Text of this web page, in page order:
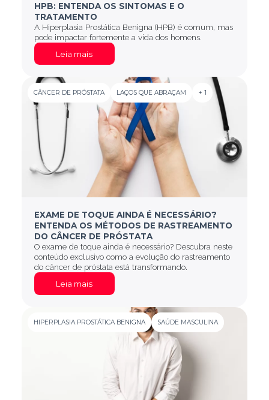
HPB: ENTENDA OS SINTOMAS E O
TRATAMENTO
A Hiperplasia Prostática Benigna (HPB) é comum, mas
pode impactar fortemente a vida dos homens.
Leia mais
CÂNCER DE PRÓSTATA LAÇOS QUE ABRAÇAM + 1
EXAME DE TOQUE AINDA É NECESSÁRIO?
ENTENDA OS MÉTODOS DE RASTREAMENTO
DO CÂNCER DE PRÓSTATA
O exame de toque ainda é necessário? Descubra neste
conteúdo exclusivo como a evolução do rastreamento
do câncer de próstata está transformando.
Leia mais
HIPERPLASIA PROSTÁTICA BENIGNA SAÚDE MASCULINA